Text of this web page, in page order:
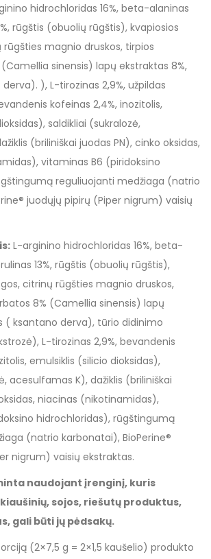
hidrochloridas 16%, beta-alaninas
rūgštis (obuolių rūgštis), kvapiosios
magnio druskos, tirpios
sinensis) lapų ekstraktas 8%,
), L-tirozinas 2,9%, užpildas
kofeinas 2,4%, inozitolis,
saldikliai (sukralozė,
(briliniškai juodas PN), cinko oksidas,
vitaminas B6 (piridoksino
reguliuojanti medžiaga (natrio
juodųjų pipirų (Piper nigrum) vaisių
L-arginino hidrochloridas 16%, beta-
13%, rūgštis (obuolių rūgštis),
citrinų rūgšties magnio druskos,
8% (Camellia sinensis) lapų
( ksantano derva), tūrio didinimo
L-tirozinas 2,9%, bevandenis
emulsiklis (silicio dioksidas),
acesulfamas K), dažiklis (briliniškai
niacinas (nikotinamidas),
hidrochloridas), rūgštingumą
(natrio karbonatai), BioPerine®
nigrum) vaisių ekstraktas.
naudojant įrenginį, kuris
sojos, riešutų produktus,
gali būti jų pėdsakų.
(2×7,5 g = 2×1,5 kaušelio) produkto